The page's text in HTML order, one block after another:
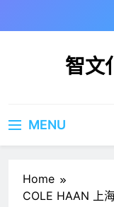
智文
MENU
Home
COLE HAAN 上